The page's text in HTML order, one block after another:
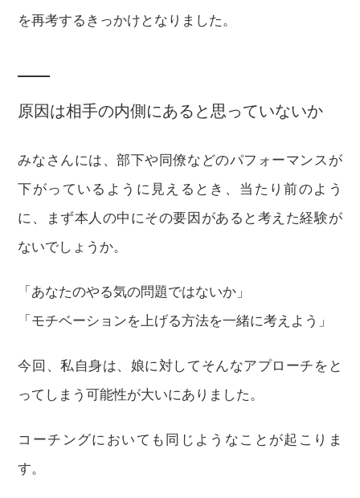
を再考するきっかけとなりました。
原因は相手の内側にあると思っていないか
みなさんには、部下や同僚などのパフォーマンスが
下がっているように見えるとき、当たり前のよう
に、まず本人の中にその要因があると考えた経験が
ないでしょうか。
「あなたのやる気の問題ではないか」
「モチベーションを上げる方法を一緒に考えよう」
今回、私自身は、娘に対してそんなアプローチをと
ってしまう可能性が大いにありました。
コーチングにおいても同じようなことが起こりま
す。